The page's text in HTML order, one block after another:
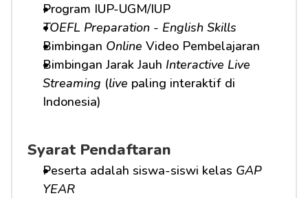
Program IUP-UGM/IUP
TOEFL Preparation - English Skills
Bimbingan Online Video Pembelajaran
Bimbingan Jarak Jauh Interactive Live
Streaming (live paling interaktif di
Indonesia)
Syarat Pendaftaran
Peserta adalah siswa-siswi kelas GAP
YEAR